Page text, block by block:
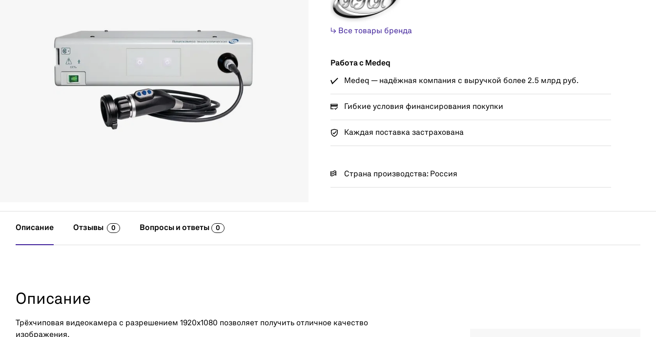
↳ Все товары бренда
Работа с Medeq
Medeq — надёжная компания с выручкой более 2.5 млрд руб.
Гибкие условия финансирования покупки
Каждая поставка застрахована
Страна производства: Россия
Описание Отзывы 0 Вопросы и ответы 0
Описание
Трёхчиповая видеокамера с разрешением 1920х1080 позволяет получить отличное качество
изображения.